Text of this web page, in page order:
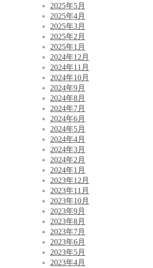
2025年5月
2025年4月
2025年3月
2025年2月
2025年1月
2024年12月
2024年11月
2024年10月
2024年9月
2024年8月
2024年7月
2024年6月
2024年5月
2024年4月
2024年3月
2024年2月
2024年1月
2023年12月
2023年11月
2023年10月
2023年9月
2023年8月
2023年7月
2023年6月
2023年5月
2023年4月